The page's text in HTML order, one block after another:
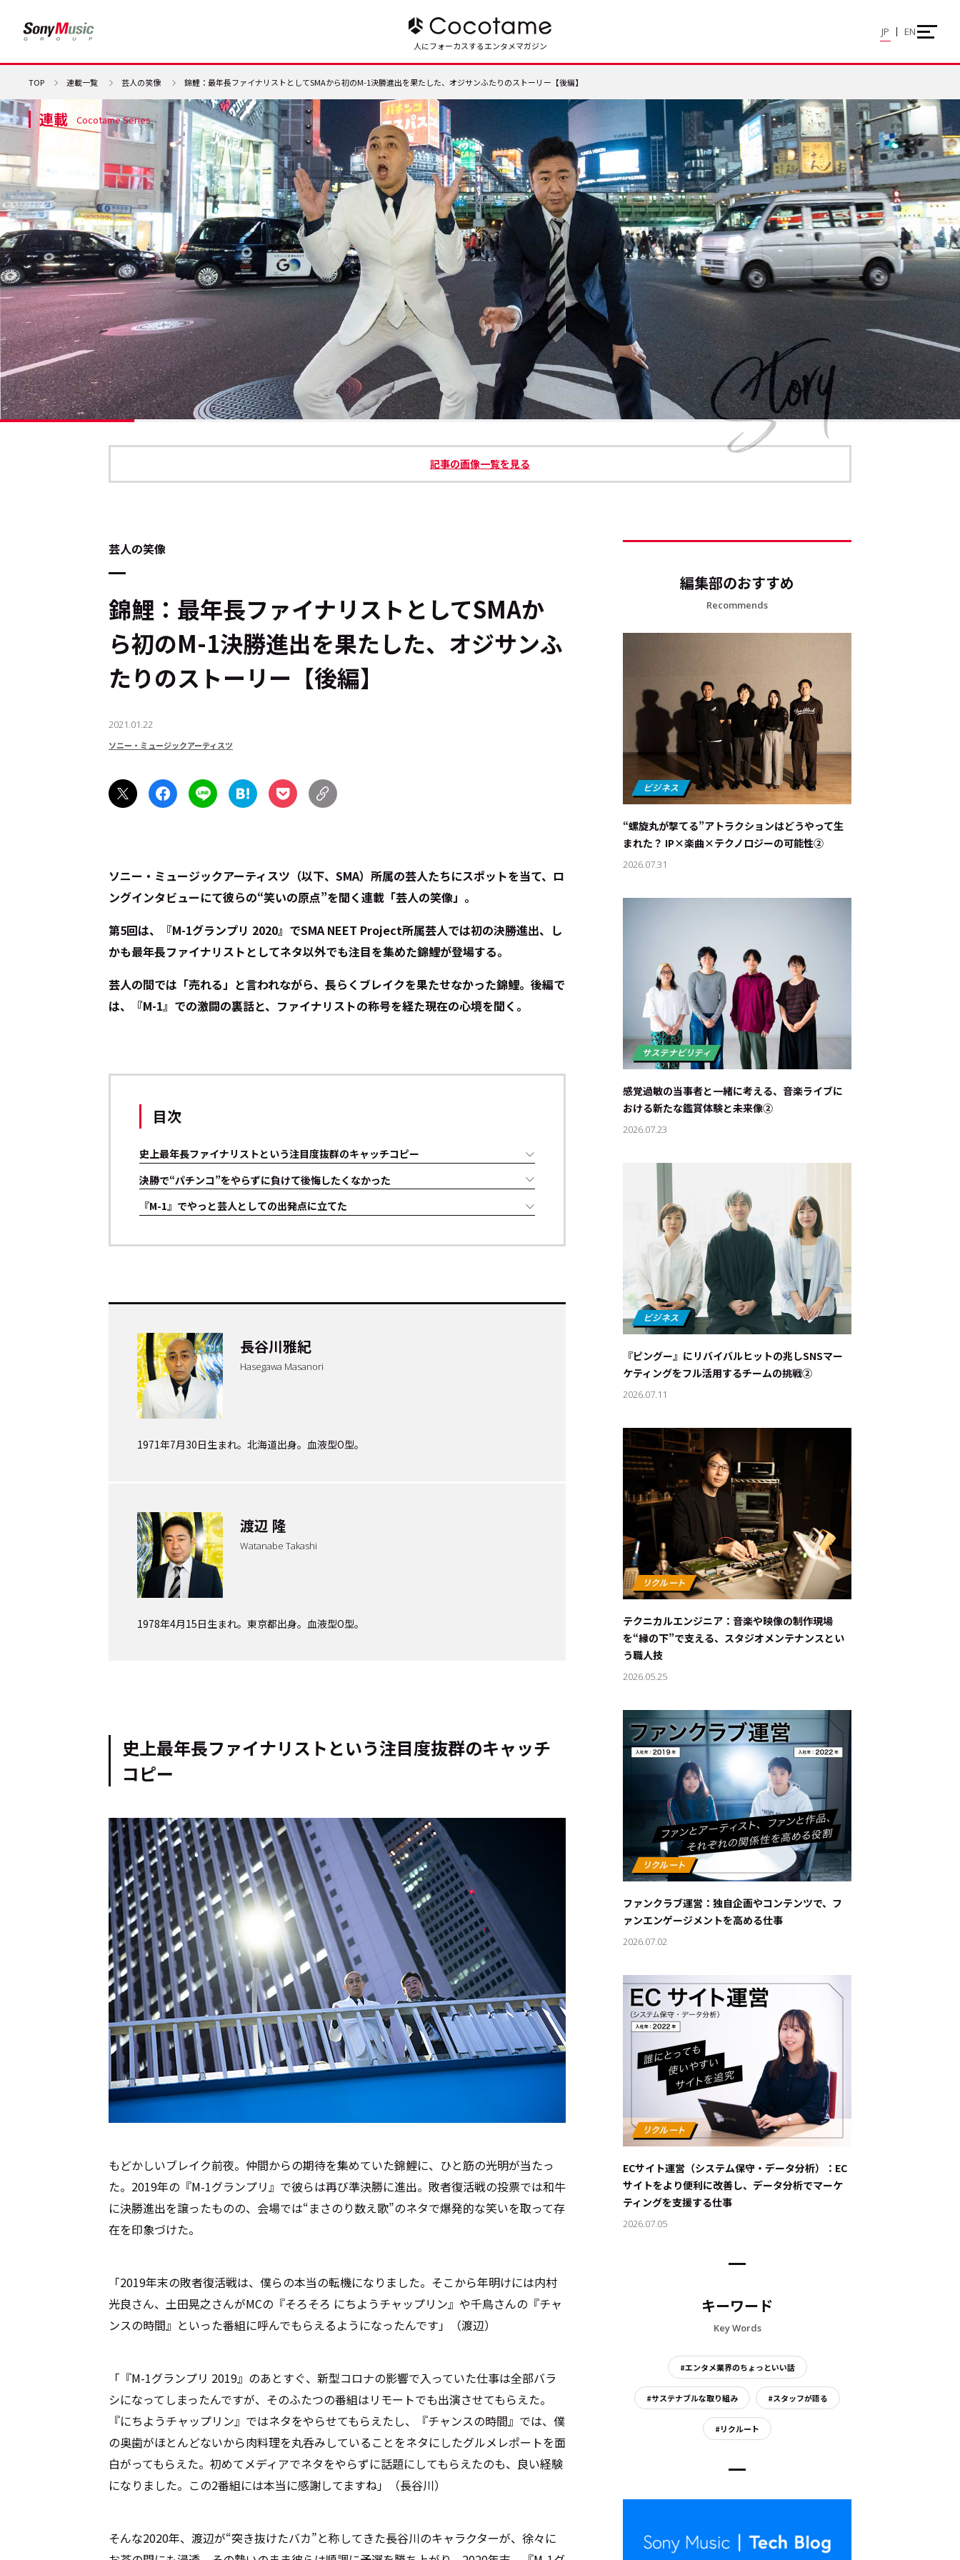
記事一覧 Articles
連載一覧 Series
キーワード：
#エンタメ業界のちょっといい話
#リクルート
運営会社 JP
人にフォーカスするエンタメマガジン
JP EN
TOP 連載一覧 芸人の笑像 錦鯉：最年長ファイナリストとしてSMAから初のM-1決勝進出を果たした、オジサンふたりのストーリー【後編】
連載 Cocotame Series
記事の画像一覧を見る
芸人の笑像
錦鯉：最年長ファイナリストとしてSMAか
ら初のM-1決勝進出を果たした、オジサンふ
たりのストーリー【後編】
2021.01.22
ソニー・ミュージックアーティスツ
ソニー・ミュージックアーティスツ（以下、SMA）所属の芸人たちにスポットを当て、ロ
ングインタビューにて彼らの“笑いの原点”を聞く連載「芸人の笑像」。
第5回は、『M-1グランプリ 2020』でSMA NEET Project所属芸人では初の決勝進出、し
かも最年長ファイナリストとしてネタ以外でも注目を集めた錦鯉が登場する。
芸人の間では「売れる」と言われながら、長らくブレイクを果たせなかった錦鯉。後編で
は、『M-1』での激闘の裏話と、ファイナリストの称号を経た現在の心境を聞く。
目次
史上最年長ファイナリストという注目度抜群のキャッチコピー
決勝で“パチンコ”をやらずに負けて後悔したくなかった
『M-1』でやっと芸人としての出発点に立てた
長谷川雅紀
Hasegawa Masanori
1971年7月30日生まれ。北海道出身。血液型O型。
渡辺 隆
Watanabe Takashi
1978年4月15日生まれ。東京都出身。血液型O型。
史上最年長ファイナリストという注目度抜群のキャッチ
コピー
もどかしいブレイク前夜。仲間からの期待を集めていた錦鯉に、ひと筋の光明が当たっ
た。2019年の『M-1グランプリ』で彼らは再び準決勝に進出。敗者復活戦の投票では和牛
に決勝進出を譲ったものの、会場では“まさのり数え歌”のネタで爆発的な笑いを取って存
在を印象づけた。
「2019年末の敗者復活戦は、僕らの本当の転機になりました。そこから年明けには内村
光良さん、土田晃之さんがMCの『そろそろ にちようチャップリン』や千鳥さんの『チャ
ンスの時間』といった番組に呼んでもらえるようになったんです」（渡辺）
「『M-1グランプリ 2019』のあとすぐ、新型コロナの影響で入っていた仕事は全部バラ
シになってしまったんですが、そのふたつの番組はリモートでも出演させてもらえた。
『にちようチャップリン』ではネタをやらせてもらえたし、『チャンスの時間』では、僕
の奥歯がほとんどないから肉料理を丸呑みしていることをネタにしたグルメレポートを面
白がってもらえた。初めてメディアでネタをやらずに話題にしてもらえたのも、良い経験
になりました。この2番組には本当に感謝してますね」（長谷川）
そんな2020年、渡辺が“突き抜けたバカ”と称してきた長谷川のキャラクターが、徐々に
編集部のおすすめ
Recommends
“螺旋丸が撃てる”アトラクションはどうやって生
まれた？ IP×楽曲×テクノロジーの可能性②
2026.07.31
感覚過敏の当事者と一緒に考える、音楽ライブに
おける新たな鑑賞体験と未来像②
2026.07.23
『ピングー』にリバイバルヒットの兆し――SNSマー
ケティングをフル活用するチームの挑戦②
2026.07.11
テクニカルエンジニア：音楽や映像の制作現場
を“縁の下”で支える、スタジオメンテナンスとい
う職人技
2026.05.25
ファンクラブ運営：独自企画やコンテンツで、フ
ァンエンゲージメントを高める仕事
2026.07.02
ECサイト運営（システム保守・データ分析）：EC
サイトをより便利に改善し、データ分析でマーケ
ティングを支援する仕事
2026.07.05
キーワード
Key Words
#エンタメ業界のちょっといい話
#サステナブルな取り組み #スタッフが語る
#リクルート